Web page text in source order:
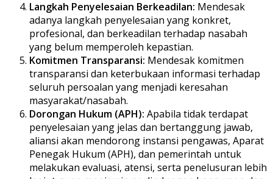
Langkah Penyelesaian Berkeadilan: Mendesak
adanya langkah penyelesaian yang konkret,
profesional, dan berkeadilan terhadap nasabah
yang belum memperoleh kepastian.
Komitmen Transparansi: Mendesak komitmen
transparansi dan keterbukaan informasi terhadap
seluruh persoalan yang menjadi keresahan
masyarakat/nasabah.
Dorongan Hukum (APH): Apabila tidak terdapat
penyelesaian yang jelas dan bertanggung jawab,
aliansi akan mendorong instansi pengawas, Aparat
Penegak Hukum (APH), dan pemerintah untuk
melakukan evaluasi, atensi, serta penelusuran lebih